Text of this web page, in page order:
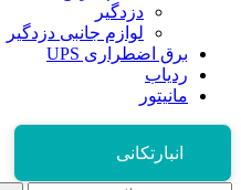
دزدگیر
لوازم جانبی دزدگیر
برق اضطراری UPS
ردیاب
مانیتور
انبارتکانی